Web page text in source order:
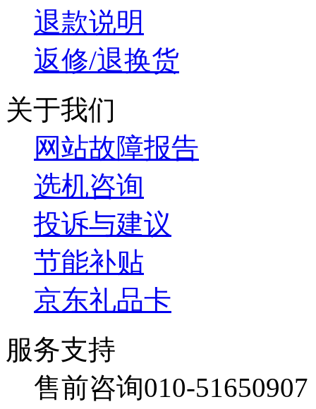
退款说明
返修/退换货
关于我们
网站故障报告
选机咨询
投诉与建议
节能补贴
京东礼品卡
服务支持
售前咨询010-51650907